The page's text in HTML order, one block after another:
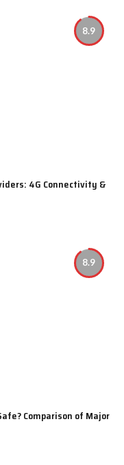
8.9
4G Connectivity &
8.9
Comparison of Major